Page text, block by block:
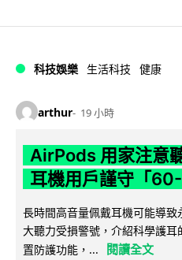
科技娛樂 生活科技 健康
arthur 19 小時
AirPods 用家注意
耳機用戶謹守「
長時間高音量佩戴耳機可能導
大聽力受損警號，介紹科學護
置防護功能，...
閱讀全文